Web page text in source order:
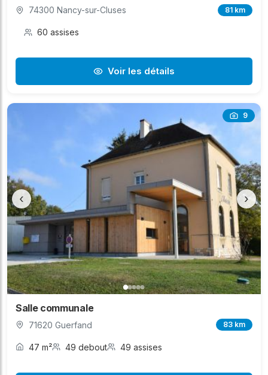
74300 Nancy-sur-Cluses 81 km
60 assises
Voir les détails
9
‹ ›
Salle communale
71620 Guerfand 83 km
47 m² 49 debout 49 assises